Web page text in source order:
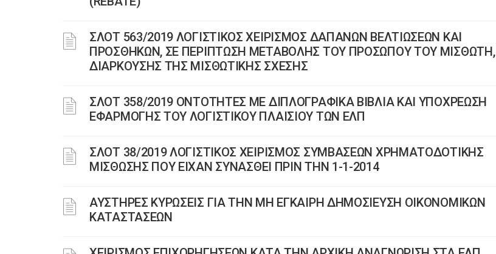
ΣΛΟΤ 563/2019 ΛΟΓΙΣΤΙΚΟΣ ΧΕΙΡΙΣΜΟΣ ΔΑΠΑΝΩΝ ΒΕΛΤΙΩΣΕΩΝ ΚΑΙ
ΠΡΟΣΘΗΚΩΝ, ΣΕ ΠΕΡΙΠΤΩΣΗ ΜΕΤΑΒΟΛΗΣ ΤΟΥ ΠΡΟΣΩΠΟΥ ΤΟΥ ΜΙΣΘΩΤΗ,
ΔΙΑΡΚΟΥΣΗΣ ΤΗΣ ΜΙΣΘΩΤΙΚΗΣ ΣΧΕΣΗΣ
ΣΛΟΤ 358/2019 ΟΝΤΟΤΗΤΕΣ ΜΕ ΔΙΠΛΟΓΡΑΦΙΚΑ ΒΙΒΛΙΑ ΚΑΙ ΥΠΟΧΡΕΩΣΗ
ΕΦΑΡΜΟΓΗΣ ΤΟΥ ΛΟΓΙΣΤΙΚΟΥ ΠΛΑΙΣΙΟΥ ΤΩΝ ΕΛΠ
ΣΛΟΤ 38/2019 ΛΟΓΙΣΤΙΚΟΣ ΧΕΙΡΙΣΜΟΣ ΣΥΜΒΑΣΕΩΝ ΧΡΗΜΑΤΟΔΟΤΙΚΗΣ
ΜΙΣΘΩΣΗΣ ΠΟΥ ΕΙΧΑΝ ΣΥΝΑΣΘΕΙ ΠΡΙΝ ΤΗΝ 1-1-2014
ΑΥΣΤΗΡΕΣ ΚΥΡΩΣΕΙΣ ΓΙΑ ΤΗΝ ΜΗ ΕΓΚΑΙΡΗ ΔΗΜΟΣΙΕΥΣΗ ΟΙΚΟΝΟΜΙΚΩΝ
ΚΑΤΑΣΤΑΣΕΩΝ